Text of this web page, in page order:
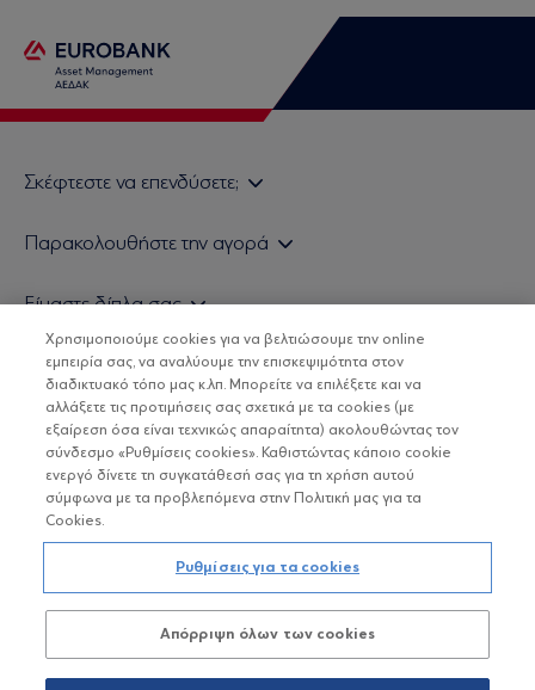
Σκέφτεστε να επενδύσετε;
Τιμολογιακή Πολιτική
Δείτε τις πολιτικές μας
Βασικές Γνώσεις
Παρακολουθήστε την αγορά
Τα νέα μας
Χρήσιμοι σύνδεσμοι
Είμαστε δίπλα σας
H Eurobank Asset Management ΑΕΔΑΚ
Επενδυτική φιλοσοφία ESG
Πιστοποιημένα στελέχη και συνεργάτες
Αποστολή Βιογραφικών
ΟΙ ΟΣΕΚΑ ΔΕΝ ΕΧΟΥΝ ΕΓΓΥΗΜΕΝΗ ΑΠΟΔΟΣΗ ΚΑΙ ΟΙ
ΠΡΟΗΓΟΥΜΕΝΕΣ ΑΠΟΔΟΣΕΙΣ ΔΕΝ ΔΙΑΣΦΑΛΙΖΟΥΝ ΤΙΣ
ΜΕΛΛΟΝΤΙΚΕΣ
Copyright © Eurobank ΑΕΔΑΚ
Προστασία Προσωπικών Δεδομένων
Όροι χρήσης
Χρησιμοποιούμε cookies για να βελτιώσουμε την online
εμπειρία σας, να αναλύουμε την επισκεψιμότητα στον
διαδικτυακό τόπο μας κ.λπ. Μπορείτε να επιλέξετε και να
αλλάξετε τις προτιμήσεις σας σχετικά με τα cookies (με
εξαίρεση όσα είναι τεχνικώς απαραίτητα) ακολουθώντας τον
σύνδεσμο «Ρυθμίσεις cookies». Καθιστώντας κάποιο cookie
ενεργό δίνετε τη συγκατάθεσή σας για τη χρήση αυτού
σύμφωνα με τα προβλεπόμενα στην Πολιτική μας για τα
Cookies.
Ρυθμίσεις για τα cookies
Απόρριψη όλων των cookies